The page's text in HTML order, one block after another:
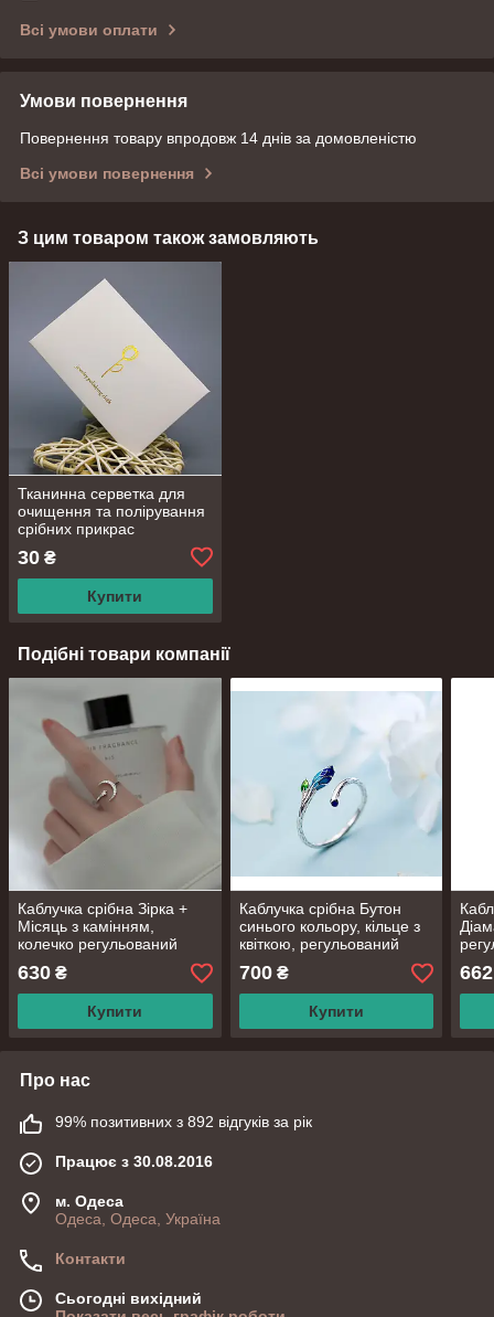
Всі умови оплати
Умови повернення
Повернення товару впродовж 14 днів за домовленістю
Всі умови повернення
З цим товаром також замовляють
Тканинна серветка для
очищення та полірування
срібних прикрас
30 ₴
Купити
Подібні товари компанії
Каблучка срібна Зірка +
Місяць з камінням,
колечко регульований
розмір 15-17,5, срібло 925
проби
630 ₴
Купити
Каблучка срібна Бутон
синього кольору, кільце з
квіткою, регульований
розмір 15-19, срібло 925
проби
700₴
Купити
18,
662
Про нас
99% позитивних з 892 відгуків за рік
Працює з 30.08.2016
м. Одеса
Одеса, Одеса, Україна
Контакти
Сьогодні вихідний